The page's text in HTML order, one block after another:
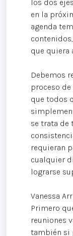
los dos
en la
agenda
que quiera
Debemos
proceso
que todos
se trata de
requieran
cualquier
lograrse
Vanessa
Primero
reuniones
también si